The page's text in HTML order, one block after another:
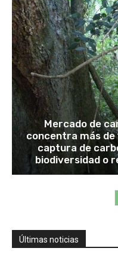
Mercado de
concentra más
captura de
biodiversidad o
Últimas noticias